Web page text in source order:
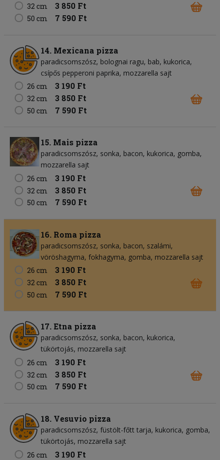
32 cm 3 850 Ft
50 cm 7 590 Ft
14. Mexicana pizza
paradicsomszósz bolognai ragu bab kukorica
csípős pepperoni paprika mozzarella sajt
26 cm
3 190 Ft
32 cm 3 850 Ft
50 cm 7 590 Ft
15. Mais pizza
paradicsomszósz sonka bacon kukorica gomba
mozzarella sajt
26 cm
3 190 Ft
32 cm 3 850 Ft
50 cm 7 590 Ft
16. Roma pizza
paradicsomszósz sonka bacon szalámi
vöröshagyma fokhagyma gomba mozzarella sajt
26 cm
3 190 Ft
32 cm 3 850 Ft
50 cm 7 590 Ft
17. Etna pizza
paradicsomszósz sonka bacon kukorica
tükörtojás mozzarella sajt
26 cm
3 190 Ft
32 cm 3 850 Ft
50 cm 7 590 Ft
18. Vesuvio pizza
paradicsomszósz füstölt-főtt tarja kukorica gomba
tükörtojás mozzarella sajt
26 cm
3 190 Ft